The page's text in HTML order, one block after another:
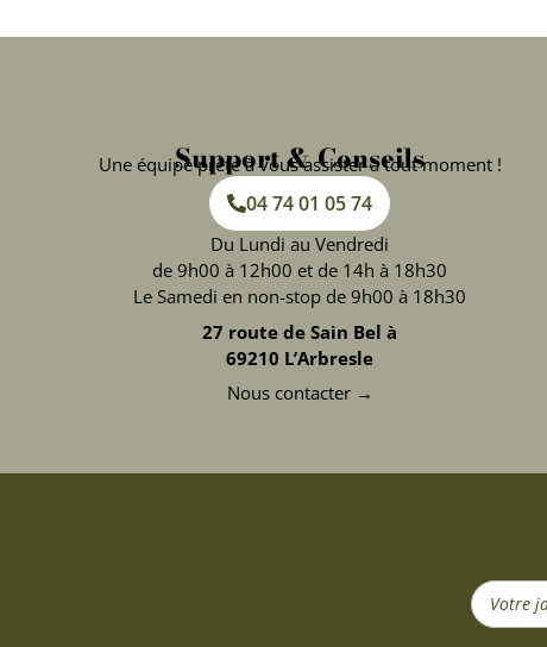
Support & Conseils
Une équipe prête à vous assister à tout moment !
04 74 01 05 74
Du Lundi au Vendredi
de 9h00 à 12h00 et de 14h à 18h30
Le Samedi en non-stop de 9h00 à 18h30
27 route de Sain Bel à
69210 L’Arbresle
Nous contacter →
Search
...